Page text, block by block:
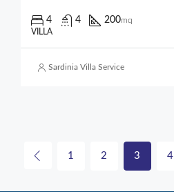
4 4 200mq
VILLA
Sardinia Villa Service
1 2 3 4